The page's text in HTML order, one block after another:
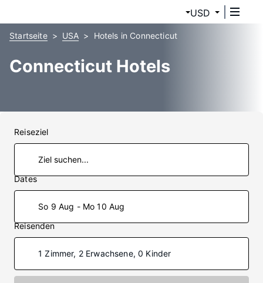
USD
Startseite USA Hotels in Connecticut
Connecticut Hotels
Reiseziel
Dates
So 9 Aug - Mo 10 Aug
Reisenden
1 Zimmer, 2 Erwachsene, 0 Kinder